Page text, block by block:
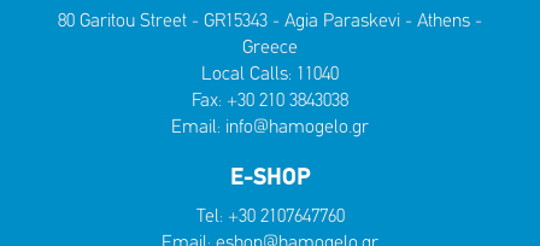
80 Garitou Street - GR15343 - Agia Paraskevi - Athens -
Greece
Local Calls: 11040
Fax: +30 210 3843038
Email: info@hamogelo.gr
E-SHOP
Tel: +30 2107647760